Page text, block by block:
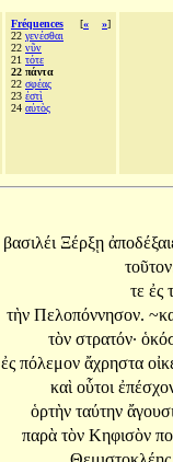
Fréquences [« »]
22 γενέσθαι
22 νῦν
21 τότε
22 πάντα
22 σφέας
23 ἐστὶ
24 αὐτὸς
βασιλέι Ξέρξῃ
τε ἐς
τὴν Πελοπόννησον.
τὸν στρατόν·
ἐς πόλεμον ἄχρηστα
καὶ οὗτοι
ὁρτὴν ταύτην ἄγουσι
παρὰ τὸν Κηφισὸν